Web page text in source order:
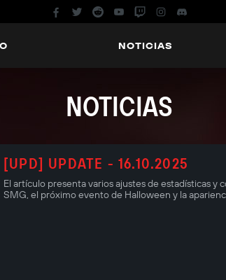
NOTICIAS
NOTICIAS
[UPD] UPDATE - 16.10.2025
El artículo presenta varios ajustes de estadísticas y
SMG, el próximo evento de Halloween y la